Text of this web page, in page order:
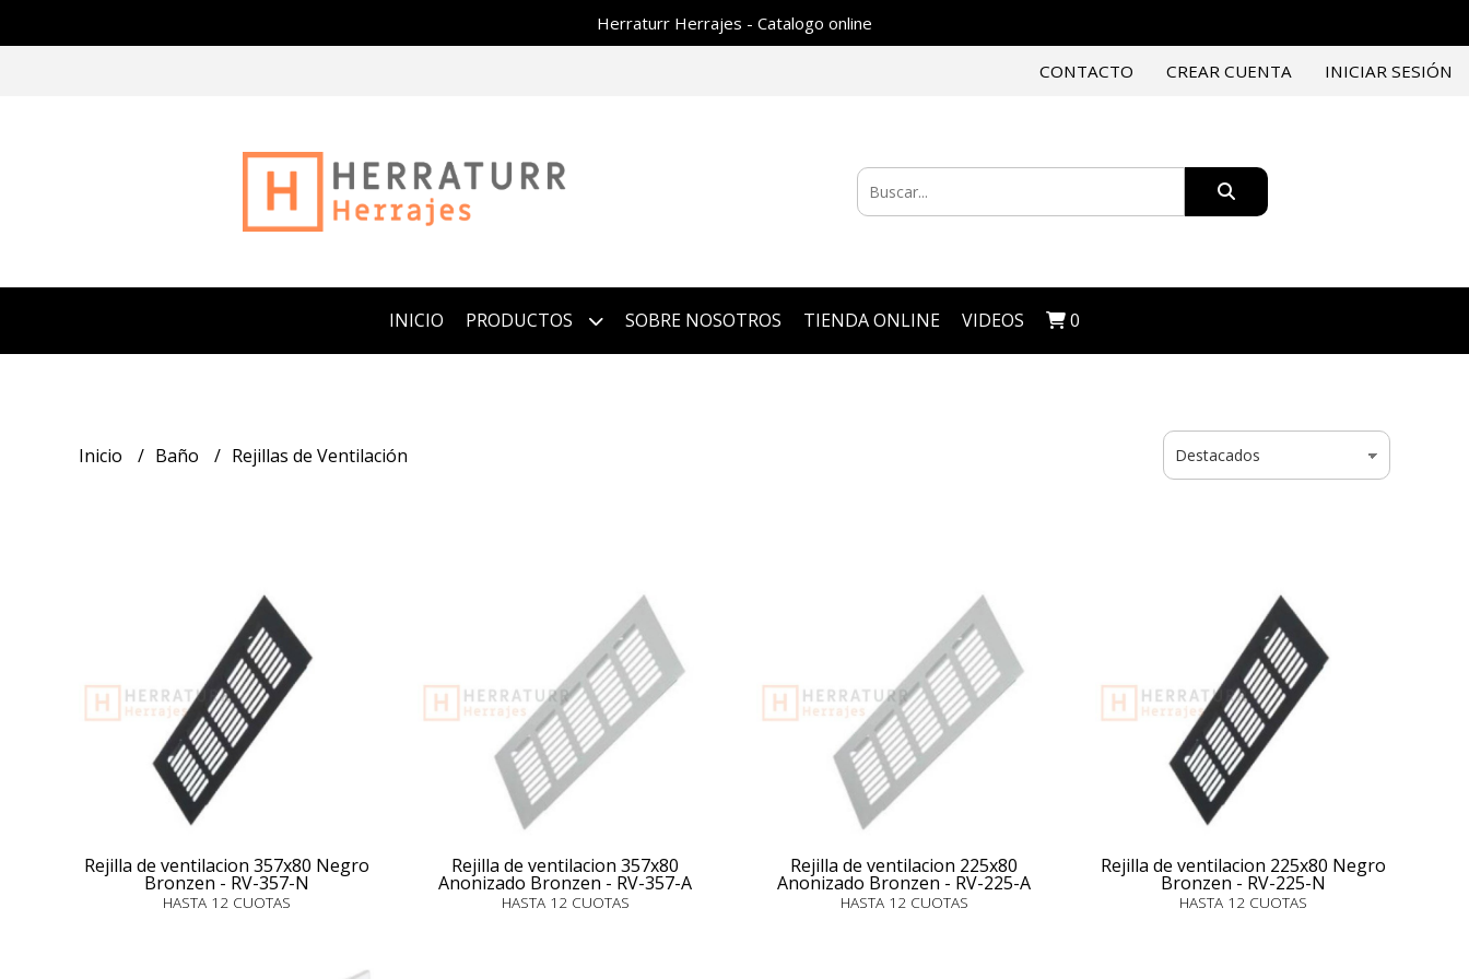
Herraturr Herrajes - Catalogo online
CONTACTO CREAR CUENTA INICIAR SESIÓN
INICIO PRODUCTOS SOBRE NOSOTROS TIENDA ONLINE VIDEOS 0
Inicio Baño Rejillas de Ventilación
Rejilla de ventilacion 357x80 Negro
Bronzen - RV-357-N
HASTA 12 CUOTAS
Rejilla de ventilacion 357x80
Anonizado Bronzen - RV-357-A
HASTA 12 CUOTAS
Rejilla de ventilacion 225x80
Anonizado Bronzen - RV-225-A
HASTA 12 CUOTAS
Rejilla de ventilacion 225x80 Negro
Bronzen - RV-225-N
HASTA 12 CUOTAS